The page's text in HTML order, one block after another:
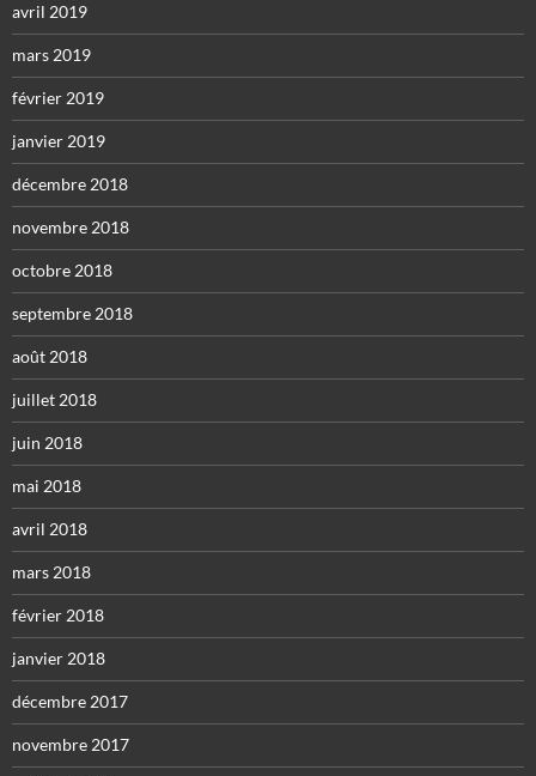
avril 2019
mars 2019
février 2019
janvier 2019
décembre 2018
novembre 2018
octobre 2018
septembre 2018
août 2018
juillet 2018
juin 2018
mai 2018
avril 2018
mars 2018
février 2018
janvier 2018
décembre 2017
novembre 2017